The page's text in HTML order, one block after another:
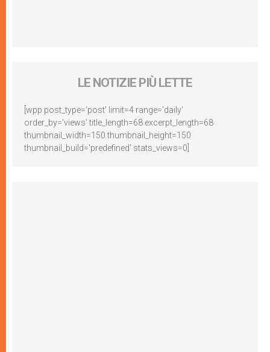
LE NOTIZIE PIÙ LETTE
[wpp post_type='post' limit=4 range='daily'
order_by='views' title_length=68 excerpt_length=68
thumbnail_width=150 thumbnail_height=150
thumbnail_build='predefined' stats_views=0]